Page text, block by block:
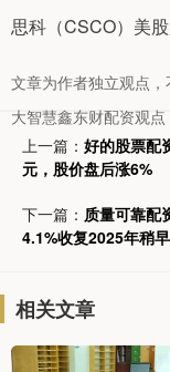
思科（CSCO）美
文章为作者独立观点，
大智慧鑫东财配资观点
上一篇： 好的股票配
元，股价盘后涨6%
下一篇： 质量可靠配
4.1%收复2025年稍
相关文章